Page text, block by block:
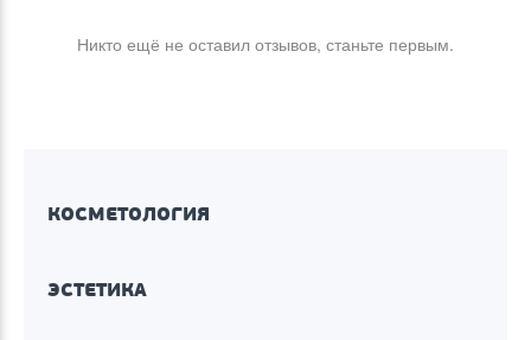
Никто ещё не оставил отзывов, станьте первым.
КОСМЕТОЛОГИЯ
ЭСТЕТИКА